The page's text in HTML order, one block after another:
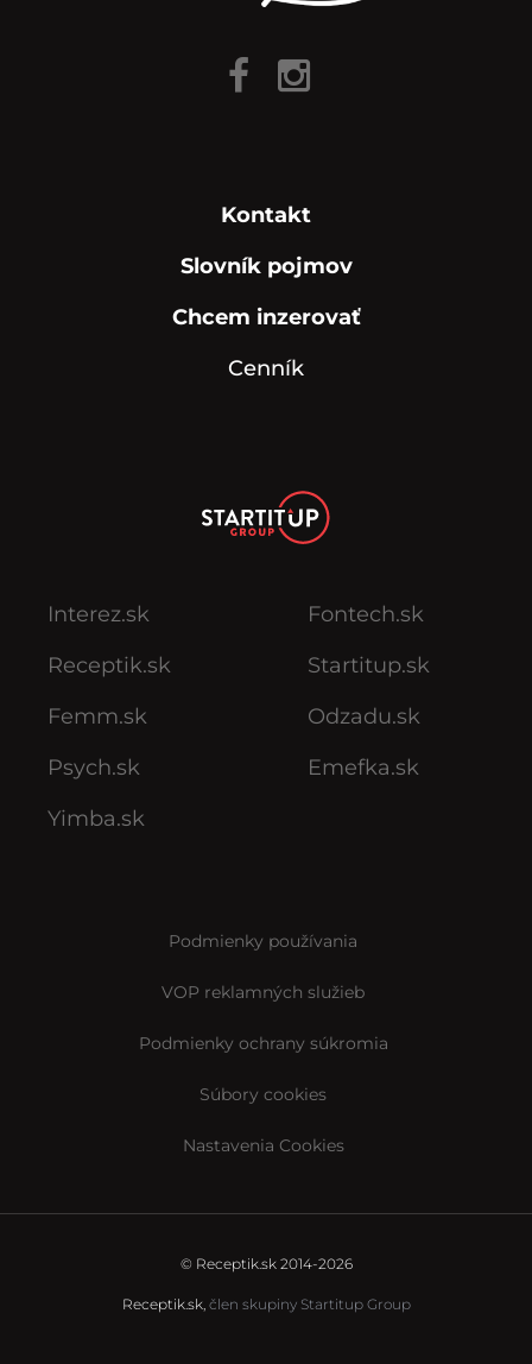
Kontakt
Slovník pojmov
Chcem inzerovať
Cenník
Interez.sk
Receptik.sk
Femm.sk
Psych.sk
Yimba.sk
Fontech.sk
Startitup.sk
Odzadu.sk
Emefka.sk
Podmienky používania
VOP reklamných služieb
Podmienky ochrany súkromia
Súbory cookies
Nastavenia Cookies
© Receptik.sk 2014-2026
Receptik.sk, člen skupiny Startitup Group